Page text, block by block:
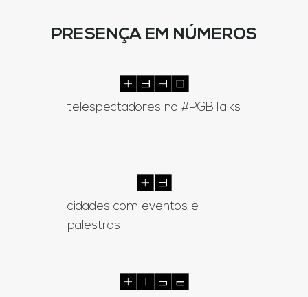
PRESENÇA EM NÚMEROS
telespectadores no #PGBTalks
+1438
cidades com eventos e
palestras
+14
+ 284